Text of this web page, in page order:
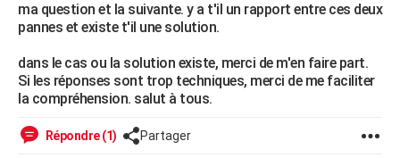
Guides de France
Escapades
Patrimoine
Expositions
Musées
Week-end nature
LIFESTYLE
Art de vivre
Bien-être
Loisirs
ModeModes de vie
SANTE
Alimentation
Guide de la santé
Maladies
Médicaments
Sommeil
VOYAGE
Destinations
City break
Voyage nature
Voyage de noces
Forum
Climat
PHOTO
ma question et la suivante. y a t'il un rapport entre ces deux
pannes et existe t'il une solution.
dans le cas ou la solution existe, merci de m'en faire part.
Si les réponses sont trop techniques, merci de me faciliter
la compréhension. salut à tous.
Répondre (1) Partager